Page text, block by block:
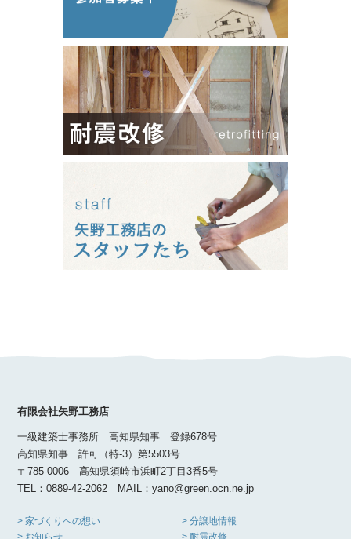
有限会社矢野工務店
一級建築士事務所 高知県知事 登録678号
高知県知事 許可（特-3）第5503号
〒785-0006 高知県須崎市浜町2丁目3番5号
TEL：0889-42-2062 MAIL：yano@green.ocn.ne.jp
> 家づくりへの想い
> お知らせ
> 分譲地情報
> 耐震改修